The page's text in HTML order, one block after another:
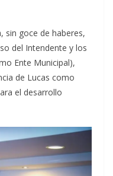
sin goce de haberes,
del Intendente y los
Ente Municipal),
de Lucas como
el desarrollo